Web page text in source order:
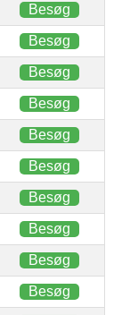
Besøg
Besøg
Besøg
Besøg
Besøg
Besøg
Besøg
Besøg
Besøg
Besøg